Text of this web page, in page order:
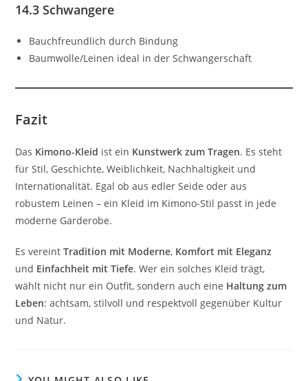
14.3 Schwangere
Bauchfreundlich durch Bindung
Baumwolle/Leinen ideal in der Schwangerschaft
Fazit
Das Kimono-Kleid ist ein Kunstwerk zum Tragen. Es steht
für Stil, Geschichte, Weiblichkeit, Nachhaltigkeit und
Internationalität. Egal ob aus edler Seide oder aus
robustem Leinen – ein Kleid im Kimono-Stil passt in jede
moderne Garderobe.
Es vereintTradition mit Moderne, Komfort mit Eleganz
und Einfachheit mit Tiefe. Wer ein solches Kleid trägt,
wählt nicht nur ein Outfit, sondern auch eine Haltung zum
Leben: achtsam, stilvoll und respektvoll gegenüber Kultur
und Natur.